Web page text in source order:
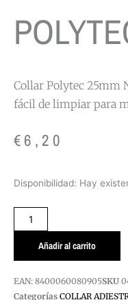
Collar Polytec 25mm
fácil de limpiar para
€6,20
Disponibilidad: Hay
COLLAR
ANCHO
POLYTEC
cantidad
Añadir al carrito
EAN: 8400060080905SKU
Categorías COLLAR